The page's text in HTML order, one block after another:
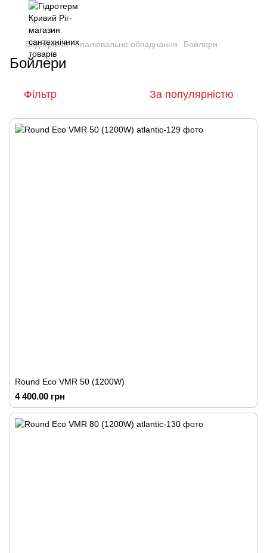
Водогрійне і опалювальне обладнання Бойлери
Бойлери
Фільтр За популярністю
Round Eco VMR 50 (1200W)
4 400.00 грн